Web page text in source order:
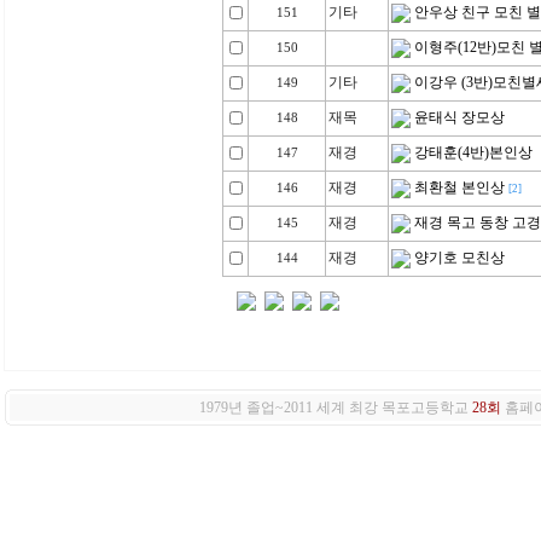
151 기타 안우상 친구 모친
150 이형주(12반)모친
149 기타 이강우 (3반)모친별
148 재목 윤태식 장모상
147 재경 강태훈(4반)본인상
146 재경 최환철 본인상 [2]
145 재경 재경 목고 동창 고
144 재경 양기호 모친상
1979년 졸업~2011 세계 최강 목포고등학교 28회 홈페